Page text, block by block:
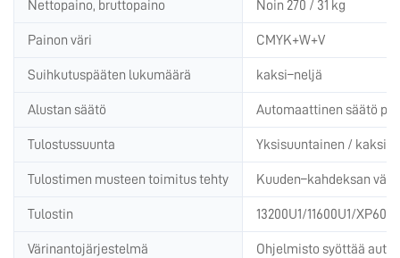
Nettopaino, bruttopaino Noin 270 / 31 kg
Painon väri CMYK+W+V
Suihkutuspääten lukumäärä kaksi–neljä
Alustan säätö Automaattinen säätö
Tulostussuunta Yksisuuntainen /
Tulostimen musteen toimitus tehty Kuuden–kahdeksan
Tulostin 13200U1/11600U1/
Värinantojärjestelmä Ohjelmisto syöttää